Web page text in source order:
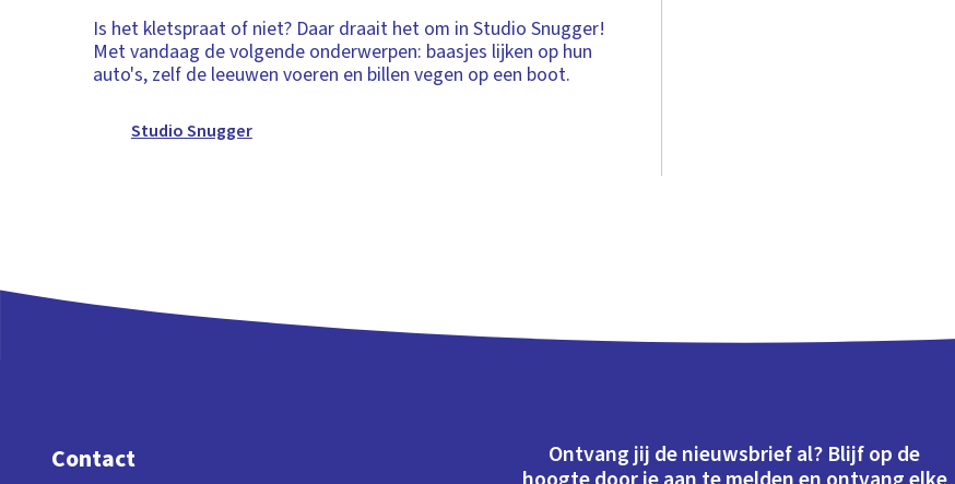
Is het kletspraat of niet? Daar draait het om in Studio Snugger!
Met vandaag de volgende onderwerpen: baasjes lijken op hun
auto's, zelf de leeuwen voeren en billen vegen op een boot.
Studio Snugger
Contact
Ontvang jij de nieuwsbrief al? Blijf op de